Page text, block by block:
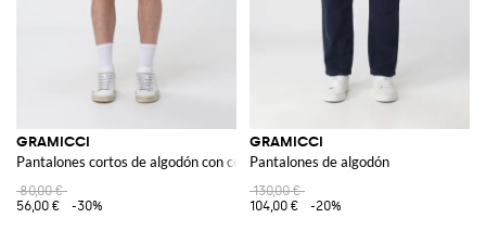
GRAMICCI
Pantalones cortos de algodón con cordón
80,00 €
56,00 €
-30%
GRAMICCI
Pantalones de algodón
130,00 €
104,00 €
-20%